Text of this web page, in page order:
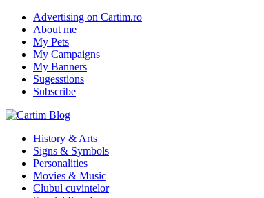
Advertising on Cartim.ro
About me
My Pets
My Campaigns
My Banners
Sugesstions
Subscribe
History & Arts
Signs & Symbols
Personalities
Movies & Music
Clubul cuvintelor